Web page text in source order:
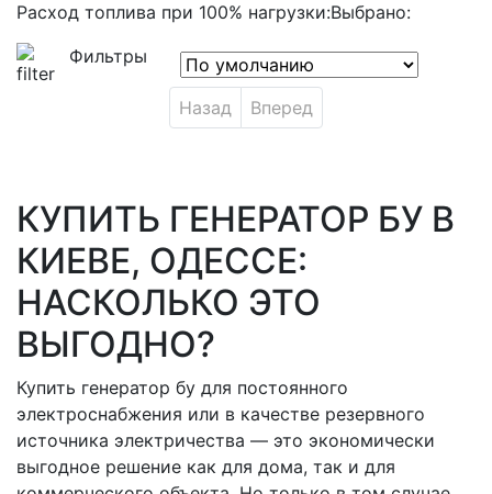
Расход топлива при 100% нагрузки:Выбрано:
Фильтры
Назад Вперед
КУПИТЬ ГЕНЕРАТОР БУ В
КИЕВЕ, ОДЕССЕ:
НАСКОЛЬКО ЭТО
ВЫГОДНО?
Купить генератор бу для постоянного
электроснабжения или в качестве резервного
источника электричества — это экономически
выгодное решение как для дома, так и для